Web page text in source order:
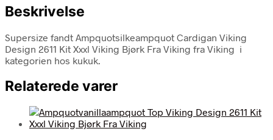
Beskrivelse
Supersize fandt Ampquotsilkeampquot Cardigan Viking
Design 2611 Kit Xxxl Viking Bjørk Fra Viking fra Viking i
kategorien hos kukuk.
Relaterede varer